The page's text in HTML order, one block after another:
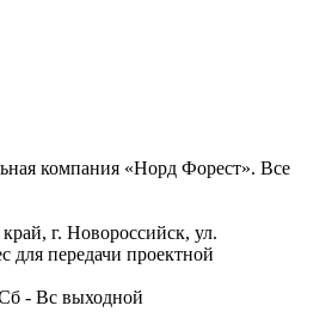
компания «Норд Форест». Все
г. Новороссийск, ул.
для передачи проектной
- Вс выходной